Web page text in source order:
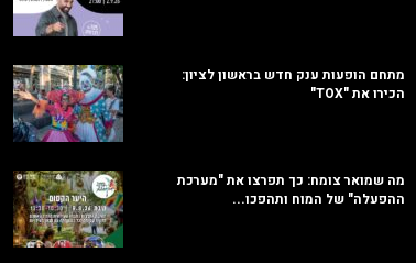
מתחם הופעות ענק חדש בראשון לציון:
הכירו את "TOX"
מה שמואר צומח: כך תפרצו את "מערכת
ההפעלה" של המוח ותהפכו...